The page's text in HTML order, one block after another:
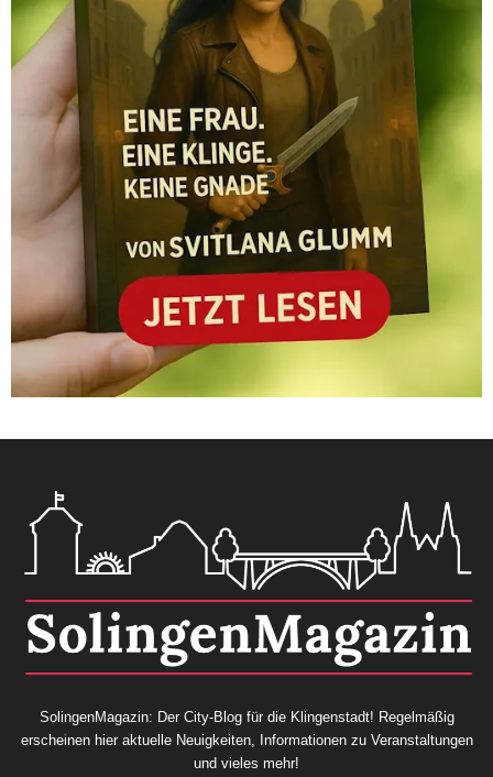
SolingenMagazin: Der City-Blog für die Klingenstadt! Regelmäßig
erscheinen hier aktuelle Neuigkeiten, Informationen zu Veranstaltungen
und vieles mehr!